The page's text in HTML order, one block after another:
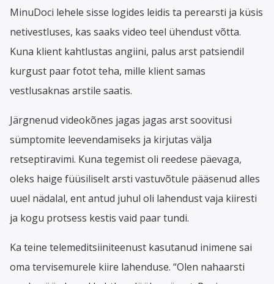
MinuDoci lehele sisse logides leidis ta perearsti ja küsis
netivestluses, kas saaks video teel ühendust võtta.
Kuna klient kahtlustas angiini, palus arst patsiendil
kurgust paar fotot teha, mille klient samas
vestlusaknas arstile saatis.
Järgnenud videokõnes jagas jagas arst soovitusi
sümptomite leevendamiseks ja kirjutas välja
retseptiravimi. Kuna tegemist oli reedese päevaga,
oleks haige füüsiliselt arsti vastuvõtule pääsenud alles
uuel nädalal, ent antud juhul oli lahendust vaja kiiresti
ja kogu protsess kestis vaid paar tundi.
Ka teine telemeditsiiniteenust kasutanud inimene sai
oma tervisemurele kiire lahenduse. “Olen nahaarsti